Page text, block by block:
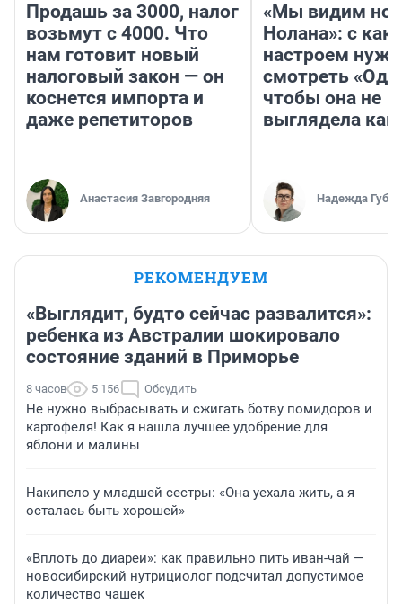
Продашь за 3000, налог
возьмут с 4000. Что
нам готовит новый
налоговый закон — он
коснется импорта и
даже репетиторов
Анастасия Завгородняя
«Мы видим
Нолана»: с
настроем
смотреть
чтобы она не
выглядела как
Надежда
РЕКОМЕНДУЕМ
«Выглядит, будто сейчас развалится»:
ребенка из Австралии шокировало
состояние зданий в Приморье
8 часов 5 156 Обсудить
Не нужно выбрасывать и сжигать ботву помидоров и
картофеля! Как я нашла лучшее удобрение для
яблони и малины
Накипело у младшей сестры: «Она уехала жить, а я
осталась быть хорошей»
«Вплоть до диареи»: как правильно пить иван-чай —
новосибирский нутрициолог подсчитал допустимое
количество чашек